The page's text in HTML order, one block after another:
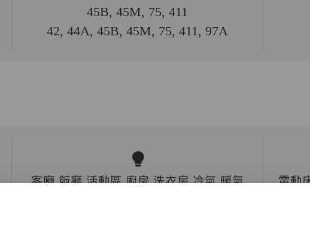
45B, 45M, 75, 411
42, 44A, 45B, 45M, 75, 411, 97A
客廳,飯廳,活動區,廚房,洗衣房,冷氣,暖氣 電動